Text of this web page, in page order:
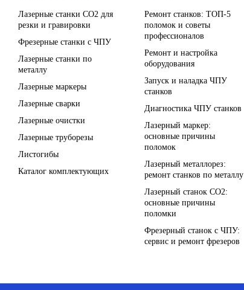
Лазерные станки CO2 для
резки и гравировки
Фрезерные станки с ЧПУ
Лазерные станки по
металлу
Лазерные маркеры
Лазерные сварки
Лазерные очистки
Лазерные труборезы
Листогибы
Каталог комплектующих
Ремонт станков: ТОП-5
поломок и советы
профессионалов
Ремонт и настройка
оборудования
Запуск и наладка ЧПУ
станков
Диагностика ЧПУ станков
Лазерный маркер:
основные причины
поломок
Лазерный металлорез:
ремонт станков по металлу
Лазерный станок СО2:
основные причины
поломки
Фрезерный станок с ЧПУ:
сервис и ремонт фрезеров